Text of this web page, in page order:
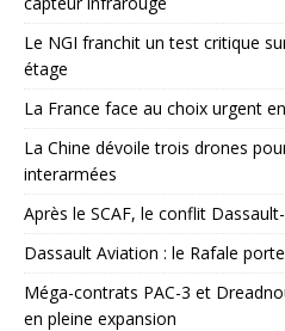
Le NGI franchit un test critique
étage
La France face au choix urgent
La Chine dévoile trois drones
interarmées
Après le SCAF, le conflit
Dassault Aviation : le Rafale
Méga-contrats PAC-3 et
en pleine expansion